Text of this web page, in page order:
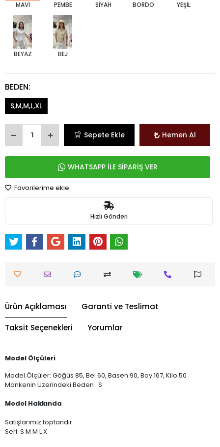
MAVİ PEMBE SİYAH BORDO YEŞİL
BEYAZ BEJ
BEDEN:
S,M,M,L,XL
Sepete Ekle Hemen Al
WHATSAPP İLE SİPARİŞ VER
Favorilerime ekle
Hızlı Gönderi
Ürün Açıklaması Garanti ve Teslimat
Taksit Seçenekleri Yorumlar
Model Ölçüleri
Model Ölçüler: Göğüs 85, Bel 60, Basen 90, Boy 167, Kilo 50
Mankenin Üzerindeki Beden : S
Model Hakkında
Satışlarımız toptandır.
Seri: S M M L X